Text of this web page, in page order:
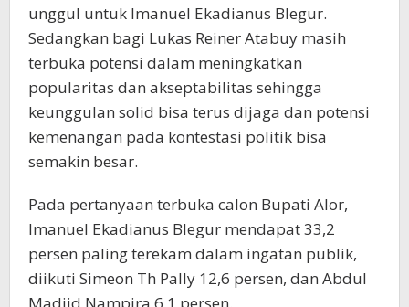
unggul untuk Imanuel Ekadianus Blegur.
Sedangkan bagi Lukas Reiner Atabuy masih
terbuka potensi dalam meningkatkan
popularitas dan akseptabilitas sehingga
keunggulan solid bisa terus dijaga dan potensi
kemenangan pada kontestasi politik bisa
semakin besar.
Pada pertanyaan terbuka calon Bupati Alor,
Imanuel Ekadianus Blegur mendapat 33,2
persen paling terekam dalam ingatan publik,
diikuti Simeon Th Pally 12,6 persen, dan Abdul